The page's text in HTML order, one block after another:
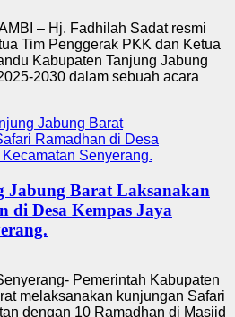
– Hj. Fadhilah Sadat resmi
Tim Penggerak PKK dan Ketua
Kabupaten Tanjung Jabung
2030 dalam sebuah acara
Jabung Barat Laksanakan
di Desa Kempas Jaya
Pemerintah Kabupaten
melaksanakan kunjungan Safari
dengan 10 Ramadhan di Masjid